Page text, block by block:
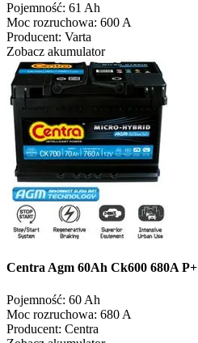
Pojemność: 61 Ah
Moc rozruchowa: 600 A
Producent: Varta
Zobacz akumulator
Centra Agm 60Ah Ck600 680A P+
Pojemność: 60 Ah
Moc rozruchowa: 680 A
Producent: Centra